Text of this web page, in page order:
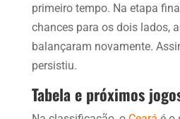
primeiro tempo. Na etapa
chances para os dois lados,
balançaram novamente.
persistiu.
Tabela e próximos